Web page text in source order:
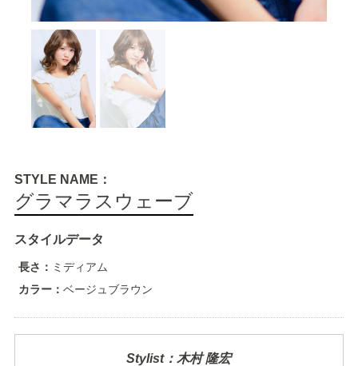
STYLE NAME：
グラマラスウェーブ
スタイルデータ
長さ： ミディアム
カラー： ベージュブラウン
Stylist：木村 隆宏